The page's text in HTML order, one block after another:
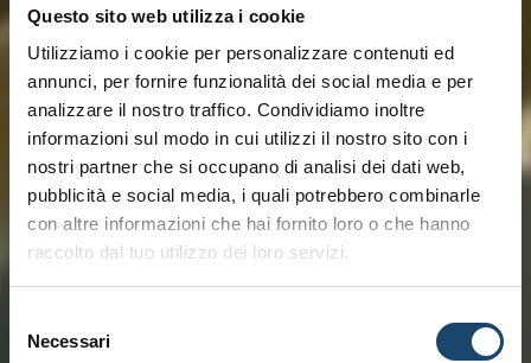
Questo sito web utilizza i cookie
Utilizziamo i cookie per personalizzare contenuti ed
annunci, per fornire funzionalità dei social media e per
analizzare il nostro traffico. Condividiamo inoltre
informazioni sul modo in cui utilizzi il nostro sito con i
nostri partner che si occupano di analisi dei dati web,
pubblicità e social media, i quali potrebbero combinarle
con altre informazioni che hai fornito loro o che hanno
raccolto dal tuo utilizzo dei loro servizi.
delNecessari